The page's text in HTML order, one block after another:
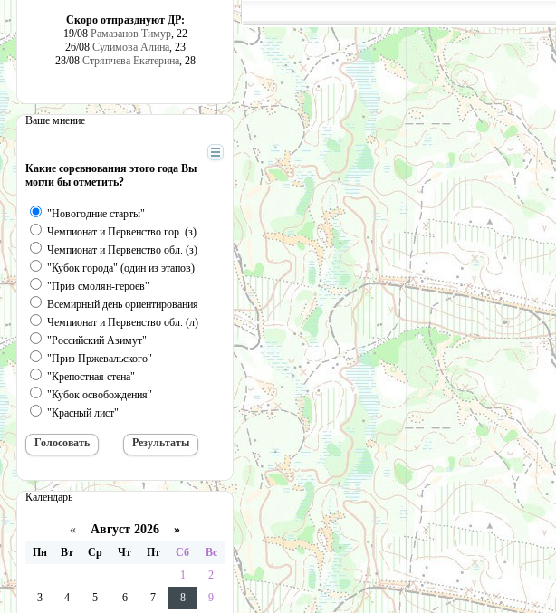
Скоро отпразднуют ДР:
19/08 Рамазанов Тимур, 22
26/08 Сулимова Алина, 23
28/08 Стряпчева Екатерина, 28
Ваше мнение
Какие соревнования этого года Вы
могли бы отметить?
"Новогодние старты"
Чемпионат и Первенство гор. (з)
Чемпионат и Первенство обл. (з)
"Кубок города" (один из этапов)
"Приз смолян-героев"
Всемирный день ориентирования
Чемпионат и Первенство обл. (л)
"Российский Азимут"
"Приз Пржевальского"
"Крепостная стена"
"Кубок освобождения"
"Красный лист"
Календарь
« Август 2026 »
Пн Вт Ср Чт Пт Сб
Вс
1
2
3
4 5 6 7 8
9